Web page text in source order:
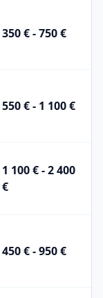
350 € - 750 €
550 € - 1 100 €
1 100 € - 2 400
€
450 € - 950 €